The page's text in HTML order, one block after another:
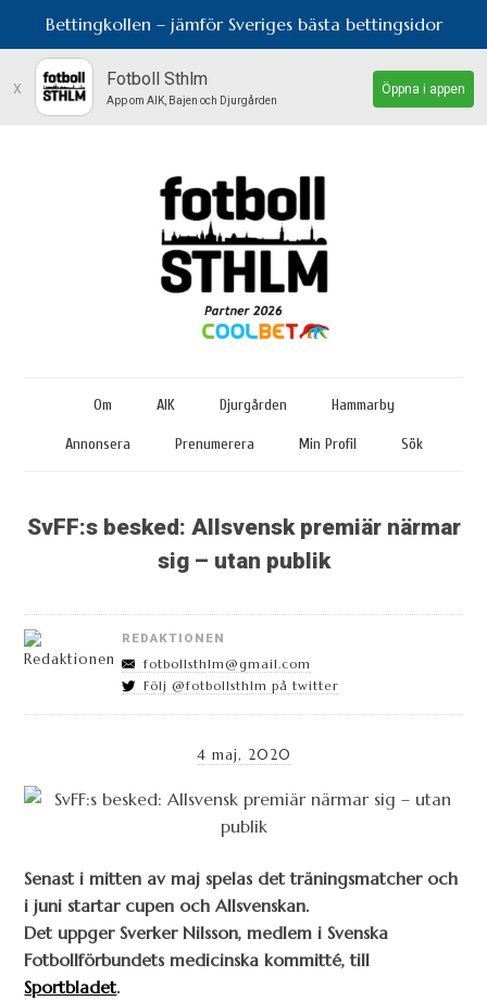
Bettingkollen – jämför Sveriges bästa bettingsidor
x Fotboll Sthlm
App om AIK, Bajen och Djurgården
Öppna i appen
Om AIK Djurgården Hammarby
Annonsera Prenumerera Min Profil Sök
SvFF:s besked: Allsvensk premiär närmar
sig – utan publik
REDAKTIONEN
fotbollsthlm@gmail.com
Följ @fotbollsthlm på twitter
4 maj, 2020
Senast i mitten av maj spelas det träningsmatcher och
i juni startar cupen och Allsvenskan.
Det uppger Sverker Nilsson, medlem i Svenska
Fotbollförbundets medicinska kommitté, till
Sportbladet.